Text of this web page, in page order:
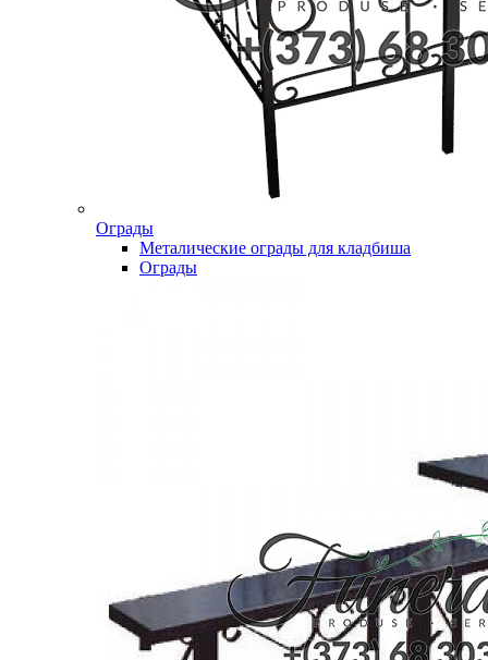
Ограды
Металические ограды для кладбиша
Ограды